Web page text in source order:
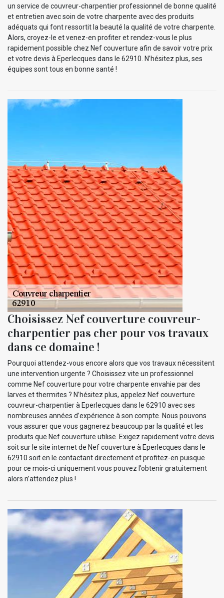
un service de couvreur-charpentier professionnel de bonne qualité
et entretien avec soin de votre charpente avec des produits
adéquats qui font ressortit la beauté la qualité de votre charpente.
Alors, croyez-le et venez-en profiter et rendez-vous le plus
rapidement possible chez Nef couverture afin de savoir votre prix
et votre devis à Eperlecques dans le 62910. N’hésitez plus, ses
équipes sont tous en bonne santé !
Choisissez Nef couverture couvreur-
charpentier pas cher pour vos travaux
dans ce domaine !
Pourquoi attendez-vous encore alors que vos travaux nécessitent
une intervention urgente ? Choisissez vite un professionnel
comme Nef couverture pour votre charpente envahie par des
larves et thermites ? N’hésitez plus, appelez Nef couverture
couvreur-charpentier à Eperlecques dans le 62910 avec ses
nombreuses années d’expérience à son compte. Nous pouvons
vous assurer que vous gagnerez beaucoup par la qualité et les
produits que Nef couverture utilise. Exigez rapidement votre devis
soit sur le site internet de Nef couverture à Eperlecques dans le
62910 soit en le contactant directement et profitez-en puisque
pour ce mois-ci uniquement vous pouvez l’obtenir gratuitement
alors n’attendez plus !